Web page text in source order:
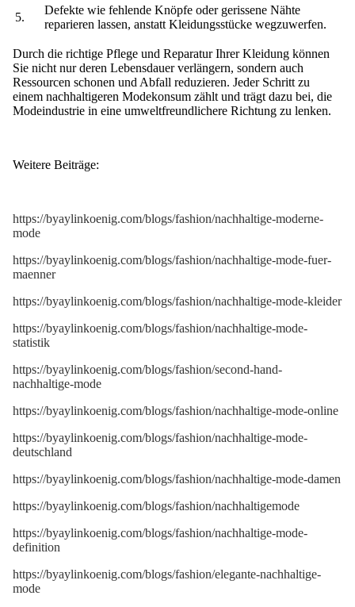
5.
Defekte wie fehlende Knöpfe oder gerissene Nähte
reparieren lassen, anstatt Kleidungsstücke wegzuwerfen.
Durch die richtige Pflege und Reparatur Ihrer Kleidung können
Sie nicht nur deren Lebensdauer verlängern, sondern auch
Ressourcen schonen und Abfall reduzieren. Jeder Schritt zu
einem nachhaltigeren Modekonsum zählt und trägt dazu bei, die
Modeindustrie in eine umweltfreundlichere Richtung zu lenken.
Weitere Beiträge:
https://byaylinkoenig.com/blogs/fashion/nachhaltige-moderne-
mode
https://byaylinkoenig.com/blogs/fashion/nachhaltige-mode-fuer-
maenner
https://byaylinkoenig.com/blogs/fashion/nachhaltige-mode-kleider
https://byaylinkoenig.com/blogs/fashion/nachhaltige-mode-
statistik
https://byaylinkoenig.com/blogs/fashion/second-hand-
nachhaltige-mode
https://byaylinkoenig.com/blogs/fashion/nachhaltige-mode-online
https://byaylinkoenig.com/blogs/fashion/nachhaltige-mode-
deutschland
https://byaylinkoenig.com/blogs/fashion/nachhaltige-mode-damen
https://byaylinkoenig.com/blogs/fashion/nachhaltigemode
https://byaylinkoenig.com/blogs/fashion/nachhaltige-mode-
definition
https://byaylinkoenig.com/blogs/fashion/elegante-nachhaltige-
mode